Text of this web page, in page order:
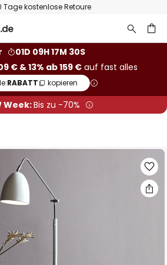
Tage kostenlose Retoure
01D 09H 17M 29S
€ & 13% ab 159 €auf fast alles
RABATT kopieren
Week:Bis zu -70%